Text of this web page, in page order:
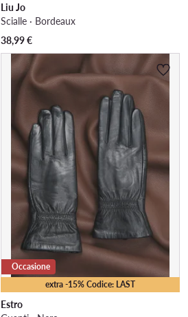
Liu Jo
Scialle · Bordeaux
38,99€
extra -15% Codice: LAST
Occasione
Estro